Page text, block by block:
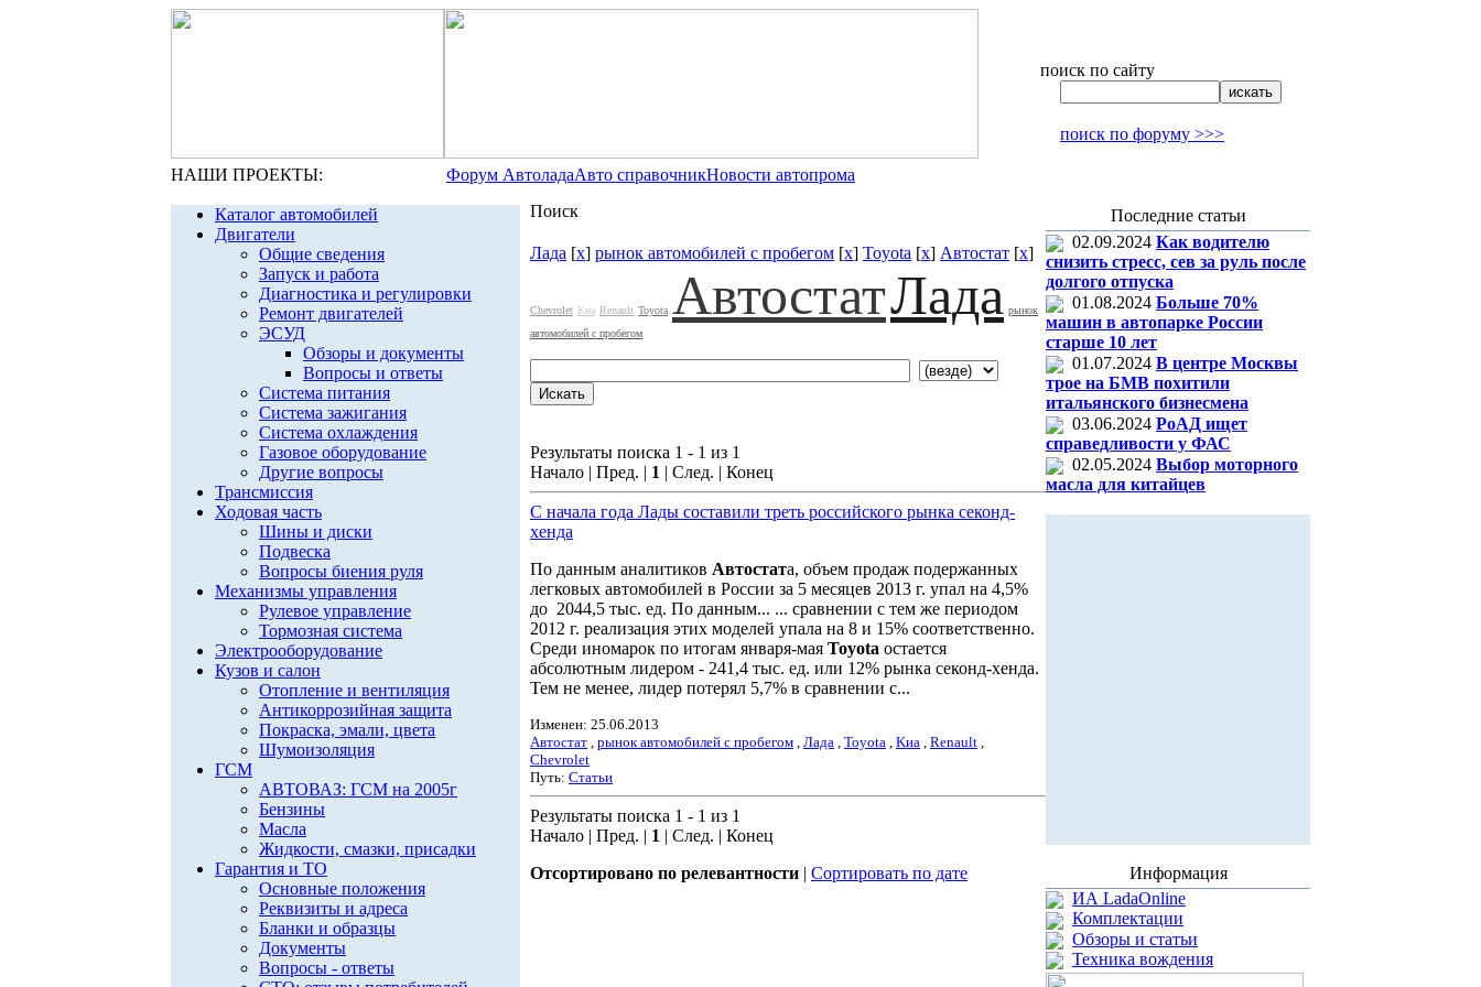
поиск по сайту
поиск по форуму >>>
НАШИ ПРОЕКТЫ: Форум АвтоладаАвто справочникНовости автопрома
Каталог автомобилей
Двигатели
Общие сведения
Запуск и работа
Диагностика и регулировки
Ремонт двигателей
ЭСУД
Обзоры и документы
Вопросы и ответы
Система питания
Система зажигания
Система охлаждения
Газовое оборудование
Другие вопросы
Трансмиссия
Ходовая часть
Шины и диски
Подвеска
Вопросы биения руля
Механизмы управления
Рулевое управление
Тормозная система
Электрооборудование
Кузов и салон
Отопление и вентиляция
Антикоррозийная защита
Покраска, эмали, цвета
Шумоизоляция
ГСМ
АВТОВАЗ: ГСМ на 2005г
Бензины
Масла
Жидкости, смазки, присадки
Гарантия и ТО
Основные положения
Реквизиты и адреса
Бланки и образцы
Документы
Вопросы - ответы
Поиск
Лада [x] рынок автомобилей с пробегом [x] Toyota [x] Автостат [x]
Chevrolet Kиа Renault Toyota АвтостатЛада рынок
автомобилей с пробегом
Результаты поиска 1 - 1 из 1
Начало | Пред. | 1 | След. | Конец
С начала года Лады составили треть российского рынка секонд-
хенда
По данным аналитиков Автостата, объем продаж подержанных
легковых автомобилей в России за 5 месяцев 2013 г. упал на 4,5%
до 2044,5 тыс. ед. По данным... ... сравнении с тем же периодом
2012 г. реализация этих моделей упала на 8 и 15% соответственно.
Среди иномарок по итогам января-мая Toyota остается
абсолютным лидером - 241,4 тыс. ед. или 12% рынка секонд-хенда.
Тем не менее, лидер потерял 5,7% в сравнении с...
Изменен: 25.06.2013
Автостат , рынок автомобилей с пробегом , Лада , Toyota , Kиа , Renault ,
Chevrolet
Путь: Статьи
Результаты поиска 1 - 1 из 1
Начало | Пред. | 1 | След. | Конец
Отсортировано по релевантности | Сортировать по дате
Последние статьи
02.09.2024 Как водителю
снизить стресс, сев за руль после
долгого отпуска
01.08.2024 Больше 70%
машин в автопарке России
старше 10 лет
01.07.2024 В центре Москвы
трое на БМВ похитили
итальянского бизнесмена
03.06.2024 РоАД ищет
справедливости у ФАС
02.05.2024 Выбор моторного
масла для китайцев
Информация
ИА LadaOnline
Комплектации
Обзоры и статьи
Техника вождения